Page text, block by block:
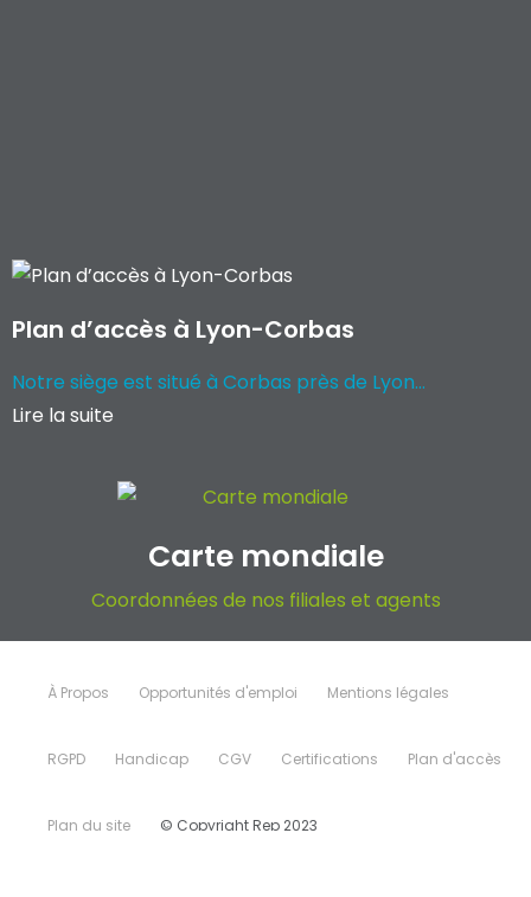
Plan d’accès à Lyon-Corbas
Notre siège est situé à Corbas près de Lyon...
Lire la suite
Carte mondiale
Coordonnées de nos filiales et agents
À Propos Opportunités d'emploi Mentions légales
RGPD Handicap CGV Certifications Plan d'accès
Plan du site © Copyright Rep 2023